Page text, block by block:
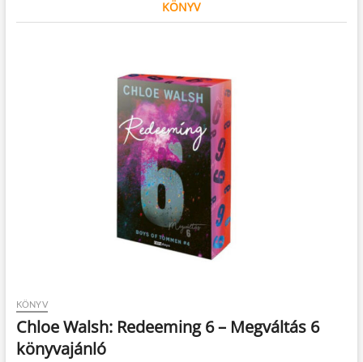
KÖNYV
KÖNYV
Chloe Walsh: Redeeming 6 – Megváltás 6
könyvajánló